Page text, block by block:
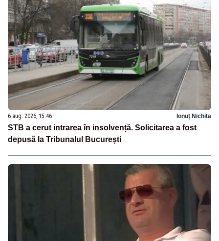
6 aug. 2026, 15:46 Ionuț Nichita
STB a cerut intrarea în insolvență. Solicitarea a fost
depusă la Tribunalul București